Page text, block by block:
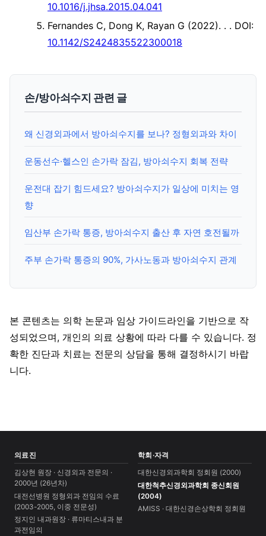
10.1016/j.jhsa.2015.04.041
Fernandes C, Dong K, Rayan G (2022). . . DOI:
10.1142/S2424835522300018
손/방아쇠수지 관련 글
왜 신경외과에서 방아쇠수지를 보나? 정형외과와 차이
운동선수·헬스인 손가락 잠김, 방아쇠수지 회복 전략
운전대 잡기 힘드세요? 방아쇠수지가 일상에 미치는 영
향
임산부 손가락 통증, 방아쇠수지 출산 후 자연 호전될까
주부 손가락 통증의 90%, 가사노동과 방아쇠수지 관계
본 콘텐츠는 의학 논문과 임상 가이드라인을 기반으로 작
성되었으며, 개인의 의료 상황에 따라 다를 수 있습니다. 정
확한 진단과 치료는 전문의 상담을 통해 결정하시기 바랍
니다.
의료진
김상현 원장 · 신경외과 전문의 ·
2000년 (26년차)
대전선병원 정형외과 전임의 수료
(2003-2005, 이중 전문성)
정지인 내과원장 · 류마티스내과 분
과전임의
학회·자격
대한신경외과학회 정회원 (2000)
대한척추신경외과학회 종신회원
(2004)
AMISS · 대한신경손상학회 정회원